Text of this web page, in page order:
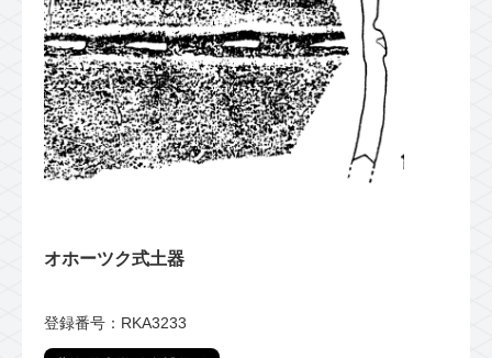
オホーツク式土器
登録番号：RKA3233